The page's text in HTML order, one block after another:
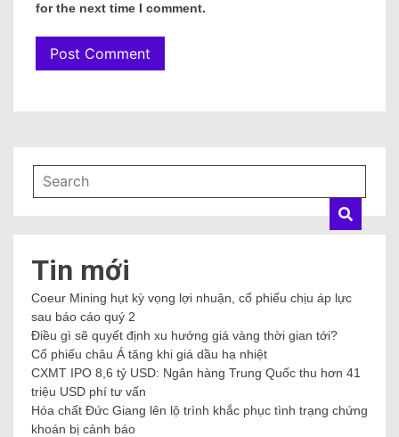
for the next time I comment.
Tin mới
Coeur Mining hụt kỳ vọng lợi nhuận, cổ phiếu chịu áp lực
sau báo cáo quý 2
Điều gì sẽ quyết định xu hướng giá vàng thời gian tới?
Cổ phiếu châu Á tăng khi giá dầu hạ nhiệt
CXMT IPO 8,6 tỷ USD: Ngân hàng Trung Quốc thu hơn 41
triệu USD phí tư vấn
Hóa chất Đức Giang lên lộ trình khắc phục tình trạng chứng
khoán bị cảnh báo